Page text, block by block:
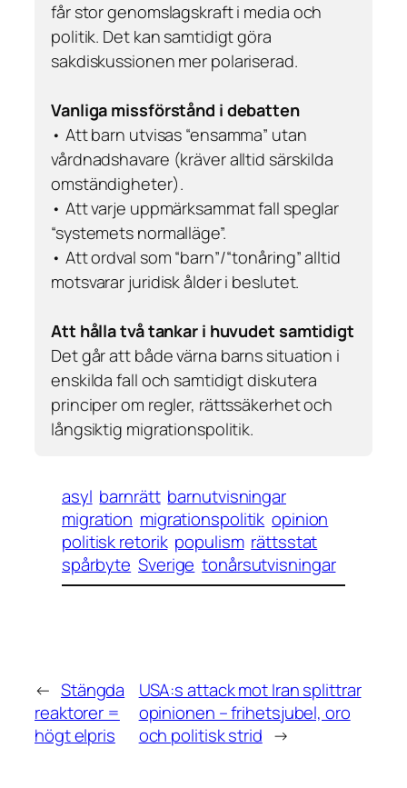
får stor genomslagskraft i media och
politik. Det kan samtidigt göra
sakdiskussionen mer polariserad.
Vanliga missförstånd i debatten
• Att barn utvisas “ensamma” utan
vårdnadshavare (kräver alltid särskilda
omständigheter).
• Att varje uppmärksammat fall speglar
“systemets normalläge”.
• Att ordval som “barn”/“tonåring” alltid
motsvarar juridisk ålder i beslutet.
Att hålla två tankar i huvudet samtidigt
Det går att både värna barns situation i
enskilda fall och samtidigt diskutera
principer om regler, rättssäkerhet och
långsiktig migrationspolitik.
asyl barnrätt barnutvisningar
migration migrationspolitik opinion
politisk retorik populism rättsstat
spårbyte Sverige tonårsutvisningar
← Stängda
reaktorer =
högt elpris
USA:s attack mot Iran splittrar
opinionen – frihetsjubel, oro
och politisk strid →